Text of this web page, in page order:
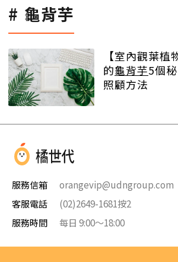
龜背芋
【室內觀葉
的龜背芋5個
照顧方法
服務信箱
orangevip@udngroup.com
客服電話
(02)2649-1681按2
服務時間
每日 9:00～18:00